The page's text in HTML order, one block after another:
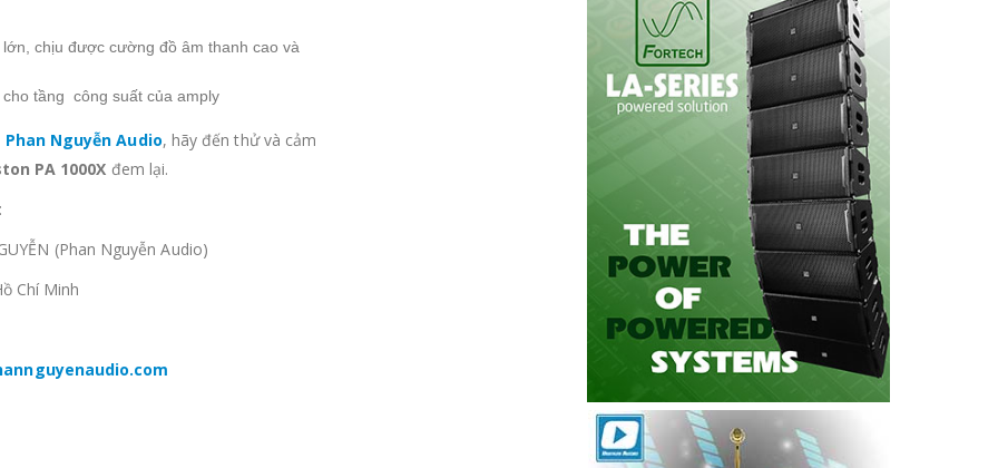
chịu được cường đồ âm thanh cao và
tầng công suất của amply
Phan Nguyễn Audio, hãy đến thử và cảm
PA 1000X đem lại.
(Phan Nguyễn Audio)
Chí Minh